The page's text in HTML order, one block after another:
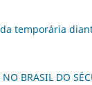
temporária
BRASIL DO